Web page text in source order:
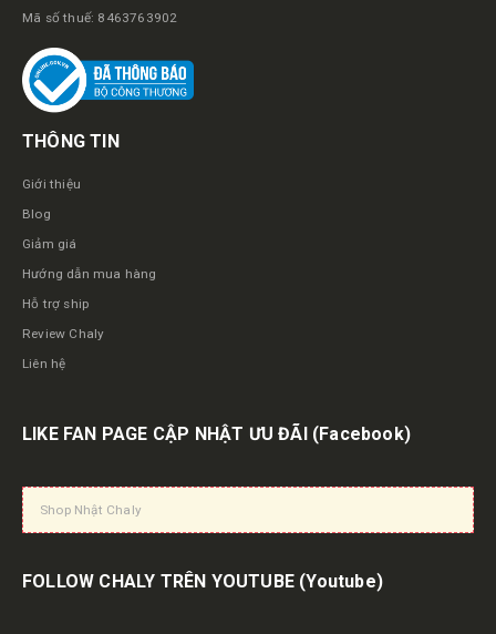
Mã số thuế: 8463763902
THÔNG TIN
Giới thiệu
Blog
Giảm giá
Hướng dẫn mua hàng
Hỗ trợ ship
Review Chaly
Liên hệ
LIKE FAN PAGE CẬP NHẬT ƯU ĐÃI (Facebook)
Shop Nhật Chaly
FOLLOW CHALY TRÊN YOUTUBE (Youtube)